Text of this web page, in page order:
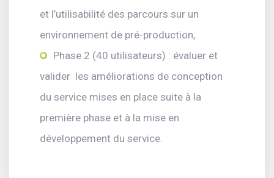
et l’utilisabilité des parcours sur un
environnement de pré-production,
Phase 2 (40 utilisateurs) : évaluer et
valider les améliorations de conception
du service mises en place suite à la
première phase et à la mise en
développement du service.